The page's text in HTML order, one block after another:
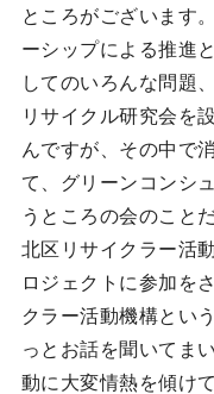
ところがございます
ーシップによる推進
してのいろんな問題
リサイクル研究会を
んですが、その中で
て、グリーンコンシ
うところの会のこと
北区リサイクラー活
ロジェクトに参加を
クラー活動機構とい
っとお話を聞いてま
動に大変情熱を傾け